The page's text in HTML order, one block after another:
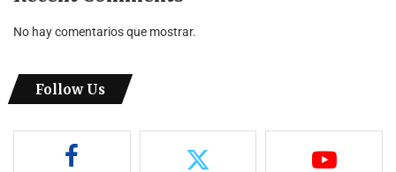
No hay comentarios que mostrar.
Follow Us